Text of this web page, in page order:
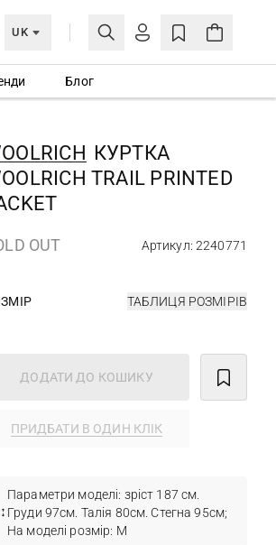
UK
МОЯ ОБЛІКІВКА
Ще не зареєстровані?
СТВОРИТИ ОБЛІКІВКУ
Блог
КУРТКА
TRAIL PRINTED
OUT Артикул: 2240771
ТАБЛИЦЯ РОЗМІРІВ
ДОДАТИ ДО КОШИКУ
ПРИДБАТИ В ОДИН КЛІК
Параметри моделі: зріст 187 см.
Груди 97см. Талія 80см. Стегна 95см;
На моделі розмір: М